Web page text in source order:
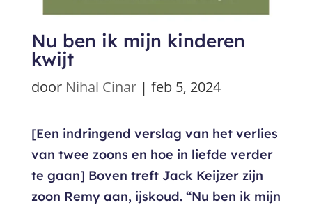
Nu ben ik mijn kinderen
kwijt
door Nihal Cinar| feb 5, 2024
[Een indringend verslag van het verlies
van twee zoons en hoe in liefde verder
te gaan] Boven treft Jack Keijzer zijn
zoon Remy aan, ijskoud. “Nu ben ik mijn